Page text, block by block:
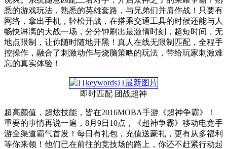
悉的游戏玩法，熟悉的英雄套路，与兄弟们并肩作战！只要有
网络，拿出手机，轻松开战，在搭乘交通工具的时候还能与人
畅快淋漓的大战一场，分分钟刷出最激情时刻，超短时间，无
地点限制，让你随时随地开黑！真人在线无限制匹配，全程手
控操作，融合了刺激动作与烧脑策略的玩法，带给玩家刺激难
忘的真实体验！
即时匹配 团战超神
超高颜值，超炫技能，皆在2016MOBA手游《超神争霸》！
重要的事情再说一遍，8月9日10点，《超神争霸》移动电竞手
游全渠道霸气首发！每日有礼包，充值送豪礼，更有从多福利
等你来领！他们已在前往的竞技场的路上，你还不赶紧行动起